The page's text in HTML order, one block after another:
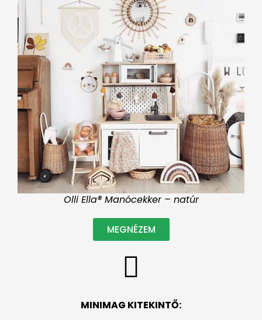
Olli Ella® Manócekker – natúr
MEGNÉZEM
MINIMAG KITEKINTŐ: